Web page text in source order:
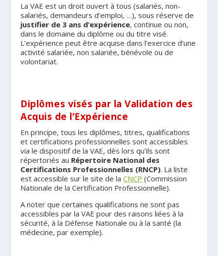
La VAE est un droit ouvert à tous (salariés, non-
salariés, demandeurs d’emploi, …), sous réserve de
justifier de 3 ans d’expérience, continue ou non,
dans le domaine du diplôme ou du titre visé.
L’expérience peut être acquise dans l’exercice d’une
activité salariée, non salariée, bénévole ou de
volontariat.
Diplômes visés par la Validation des
Acquis de l’Expérience
En principe, tous les diplômes, titres, qualifications
et certifications professionnelles sont accessibles
via le dispositif de la VAE, dès lors qu’ils sont
répertoriés au Répertoire National des
Certifications Professionnelles (RNCP). La liste
est accessible sur le site de laCNCP (Commission
Nationale de la Certification Professionnelle).
A noter que certaines qualifications ne sont pas
accessibles par la VAE pour des raisons liées à la
sécurité, à la Défense Nationale ou à la santé (la
médecine, par exemple).